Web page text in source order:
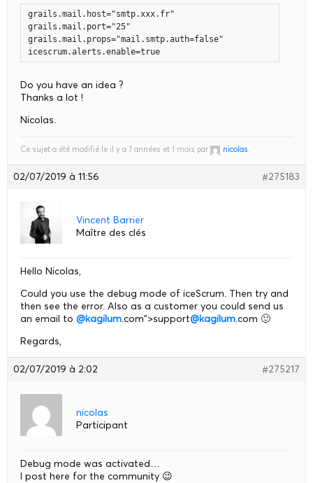
grails.mail.host="smtp.xxx.fr"
grails.mail.port="25"
grails.mail.props="mail.smtp.auth=false"
icescrum.alerts.enable=true
Do you have an idea ?
Thanks a lot !
Nicolas.
Ce sujet a été modifié le il y a 7 années et 1 mois par nicolas.
02/07/2019 à 11:56 #275183
Vincent Barrier
Maître des clés
Hello Nicolas,
Could you use the debug mode of iceScrum. Then try and
then see the error. Also as a customer you could send us
an email to @kagilum.com">support@kagilum.com 🙂
Regards,
02/07/2019 à 2:02 #275217
nicolas
Participant
Debug mode was activated…
I post here for the community 😉